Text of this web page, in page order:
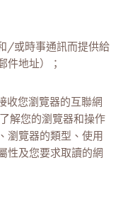
/或時事通訊而提供給
件地址）；
收您瀏覽器的互聯網
解您的瀏覽器和操作
瀏覽器的類型、使用
性及您要求取讀的網